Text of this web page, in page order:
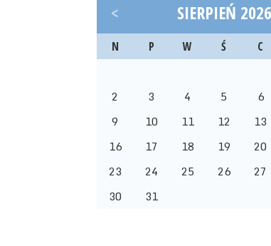
< SIERPIEŃ 2026
N P W Ś C
2
3 4 5 6
9
10 11 12 13
16
17 18 19 20
23
24 25 26 27
30
31